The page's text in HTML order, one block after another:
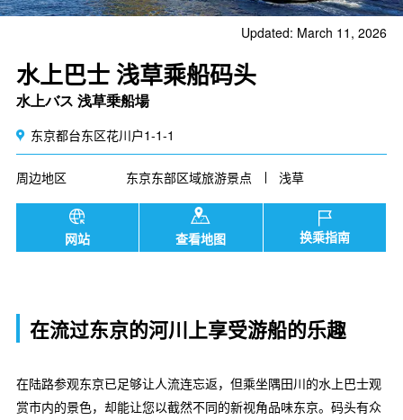
Updated: March 11, 2026
水上巴士 浅草乘船码头
水上バス 浅草乗船場
东京都台东区花川户1-1-1
周边地区 东京东部区域旅游景点 浅草
网站 查看地图 换乘指南
在流过东京的河川上享受游船的乐趣
在陆路参观东京已足够让人流连忘返，但乘坐隅田川的水上巴士观
赏市内的景色，却能让您以截然不同的新视角品味东京。码头有众